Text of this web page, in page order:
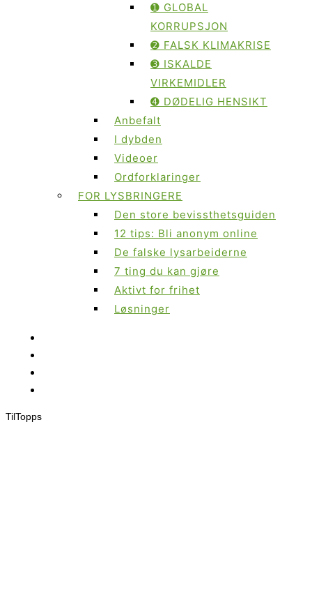
➊ GLOBAL
KORRUPSJON
➋ FALSK KLIMAKRISE
➌ ISKALDE
VIRKEMIDLER
➍ DØDELIG HENSIKT
Anbefalt
I dybden
Videoer
Ordforklaringer
FOR LYSBRINGERE
Den store bevissthetsguiden
12 tips: Bli anonym online
De falske lysarbeiderne
7 ting du kan gjøre
Aktivt for frihet
Løsninger
TilTopps